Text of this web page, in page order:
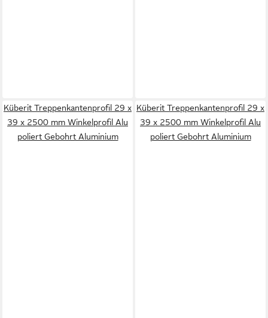
Küberit Treppenkantenprofil 29 x
39 x 2500 mm Winkelprofil Alu
poliert Gebohrt Aluminium
Küberit Treppenkantenprofil 29 x
39 x 2500 mm Winkelprofil Alu
poliert Gebohrt Aluminium